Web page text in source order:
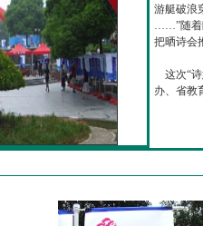
游艇破浪
……”随着
把晒诗会
这次“诗
办、省教